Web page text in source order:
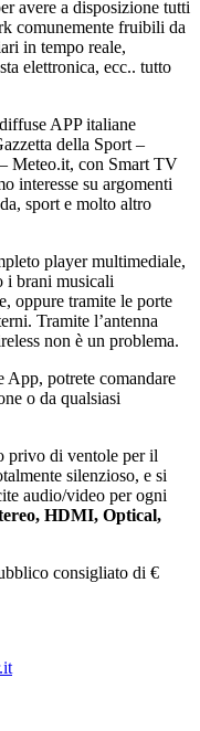
avere a disposizione tutti
comunemente fruibili da
in tempo reale,
elettronica, ecc.. tutto
APP italiane
della Sport –
Meteo.it, con Smart TV
interesse su argomenti
sport e molto altro
player multimediale,
i brani musicali
oppure tramite le porte
Tramite l’antenna
non è un problema.
App, potrete comandare
o da qualsiasi
privo di ventole per il
silenzioso, e si
audio/video per ogni
HDMI, Optical,
consigliato di €